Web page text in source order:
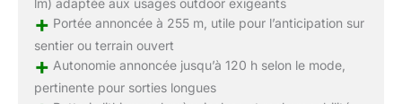
+ Portée annoncée à 255 m, utile pour l’anticipation sur
sentier ou terrain ouvert
+ Autonomie annoncée jusqu’à 120 h selon le mode,
pertinente pour sorties longues